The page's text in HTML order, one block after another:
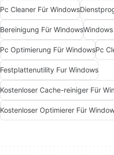
Pc Cleaner Für Windows
Bereinigung Für Windows
Pc Optimierung Für WindowsPc
Festplattenutility Fur Windows
Kostenloser Cache-reiniger Für
Kostenloser Optimierer Für